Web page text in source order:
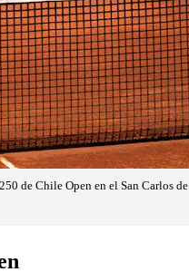
de Chile Open en el San Carlos de